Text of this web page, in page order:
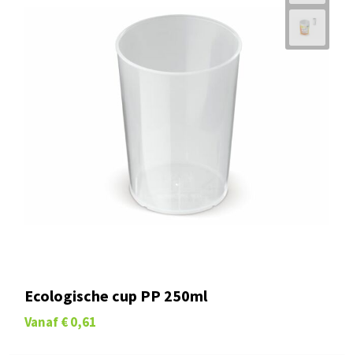
Ecologische cup PP 250ml
Vanaf € 0,61